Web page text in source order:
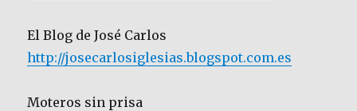
El Blog de José Carlos
http://josecarlosiglesias.blogspot.com.es
Moteros sin prisa